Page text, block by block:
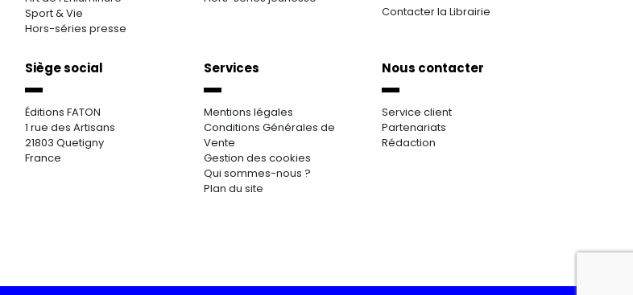
Sport & Vie
Hors-séries presse
Contacter la Librairie
Siège social
Éditions FATON
1 rue des Artisans
21803 Quetigny
France
Services
Mentions légales
Conditions Générales de
Vente
Gestion des cookies
Qui sommes-nous ?
Plan du site
Nous contacter
Service client
Partenariats
Rédaction